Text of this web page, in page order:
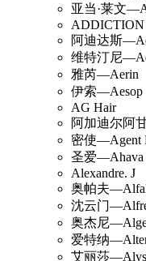
亚当·莱文
ADDICTION
阿迪达斯
维特汀尼
雅芮—Aerin
伊索—Aesop
AG Hair
阿加迪尔阿
密使—Agent
圣爱—Ahava
Alexandre. J
奥帕夫
沈云门
奥杰尼
爱特纳
艾丽莎